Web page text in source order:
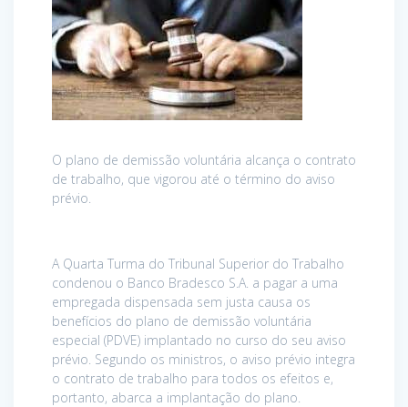
O plano de demissão voluntária alcança o contrato
de trabalho, que vigorou até o término do aviso
prévio.
A Quarta Turma do Tribunal Superior do Trabalho
condenou o Banco Bradesco S.A. a pagar a uma
empregada dispensada sem justa causa os
benefícios do plano de demissão voluntária
especial (PDVE) implantado no curso do seu aviso
prévio. Segundo os ministros, o aviso prévio integra
o contrato de trabalho para todos os efeitos e,
portanto, abarca a implantação do plano.